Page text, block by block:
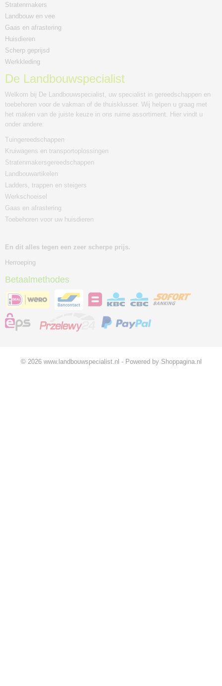
Stratenmakers
Landbouw en vee
Gaas en afrastering
Huisdieren
Scherp geprijsd
Werkkleding
De Landbouwspecialist
Welkom bij De Landbouwspecialist, uw specialist in gereedschappen en
toebehoren voor de vakman of de thuisklusser. Wij helpen u graag met
het maken van de juiste keuze in ons ruime assortiment. Hier vindt u
onder andere:
Tuingereedschappen
Kruiwagens en transportoplossingen
Stratenmakersgereedschappen
Landbouwartikelen
Ladders, trappen en steigers
Werkschoeisel
Gaas en afrastering
Toebehoren voor uw huisdieren
En dit alles tegen een zeer scherpe prijs.
Herroeping
Betaalmethodes
© 2026 www.landbouwspecialist.nl - Powered by Shoppagina.nl